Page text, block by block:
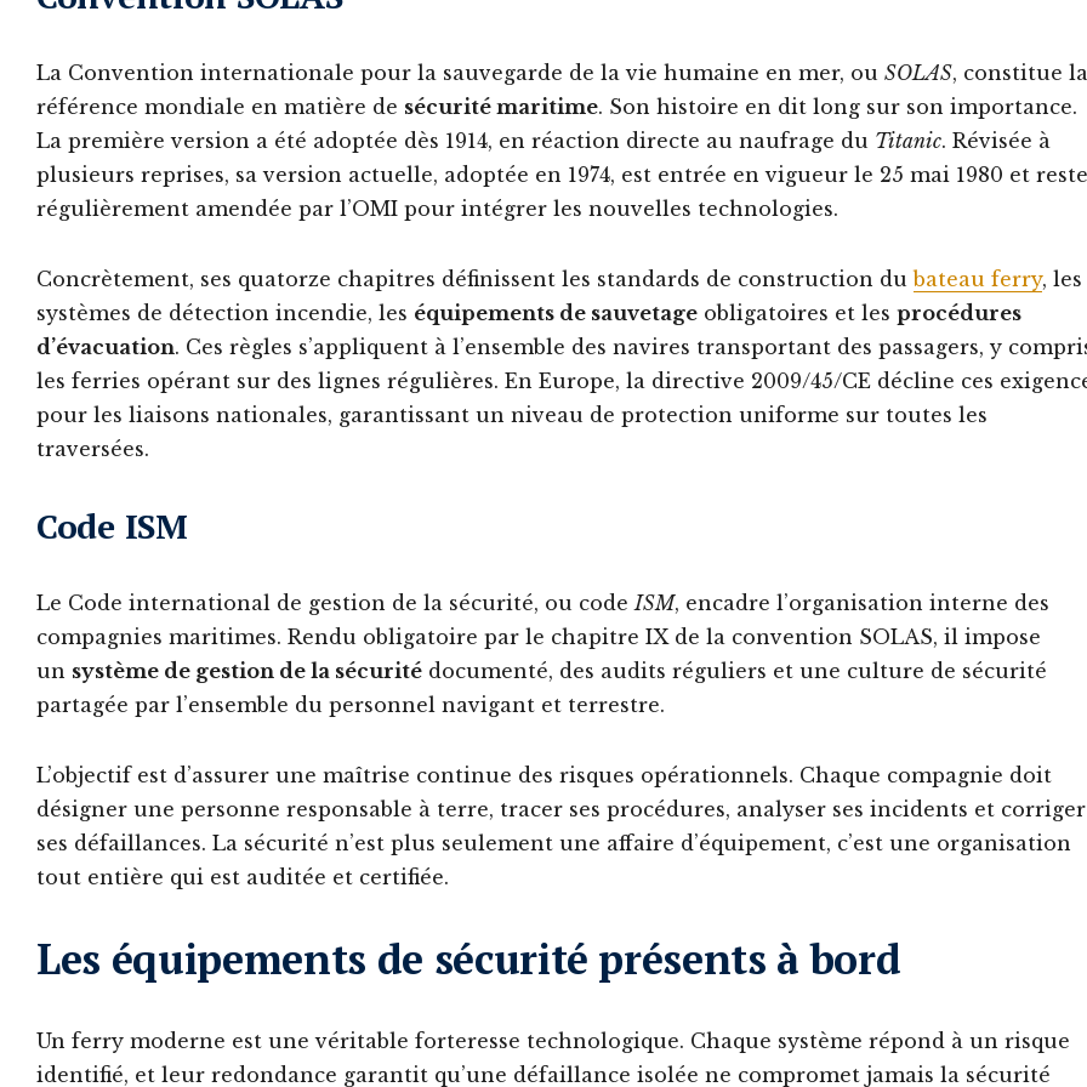
La Convention internationale pour la sauvegarde de la vie humaine en mer, ou SOLAS, constitue la
référence mondiale en matière de sécurité maritime. Son histoire en dit long sur son importance.
La première version a été adoptée dès 1914, en réaction directe au naufrage du Titanic. Révisée à
plusieurs reprises, sa version actuelle, adoptée en 1974, est entrée en vigueur le 25 mai 1980 et reste
régulièrement amendée par l’OMI pour intégrer les nouvelles technologies.
Concrètement, ses quatorze chapitres définissent les standards de construction dubateau ferry, les
systèmes de détection incendie, les équipements de sauvetage obligatoires et les procédures
d’évacuation. Ces règles s’appliquent à l’ensemble des navires transportant des passagers, y
les ferries opérant sur des lignes régulières. En Europe, la directive 2009/45/CE décline ces
pour les liaisons nationales, garantissant un niveau de protection uniforme sur toutes les
traversées.
Code ISM
Le Code international de gestion de la sécurité, ou codeISM, encadre l’organisation interne des
compagnies maritimes. Rendu obligatoire par le chapitre IX de la convention SOLAS, il impose
un système de gestion de la sécurité documenté, des audits réguliers et une culture de sécurité
partagée par l’ensemble du personnel navigant et terrestre.
L’objectif est d’assurer une maîtrise continue des risques opérationnels. Chaque compagnie doit
désigner une personne responsable à terre, tracer ses procédures, analyser ses incidents et corriger
ses défaillances. La sécurité n’est plus seulement une affaire d’équipement, c’est une organisation
tout entière qui est auditée et certifiée.
Les équipements de sécurité présents à bord
Un ferry moderne est une véritable forteresse technologique. Chaque système répond à un risque
identifié, et leur redondance garantit qu’une défaillance isolée ne compromet jamais la sécurité